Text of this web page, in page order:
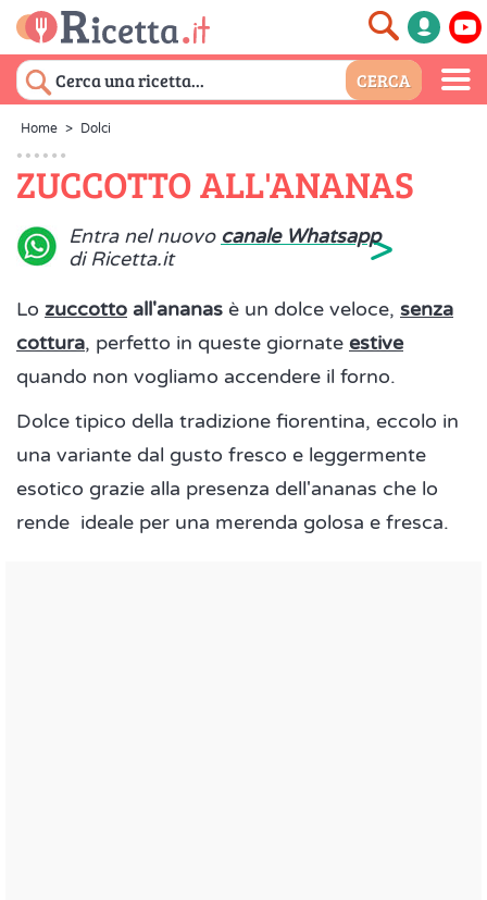
Home > Dolci
ZUCCOTTO ALL'ANANAS
Entra nel nuovo canale Whatsapp
di Ricetta.it
>
Lo zuccotto all'ananas è un dolce veloce, senza
cottura, perfetto in queste giornate estive
quando non vogliamo accendere il forno.
Dolce tipico della tradizione fiorentina, eccolo in
una variante dal gusto fresco e leggermente
esotico grazie alla presenza dell'ananas che lo
rende ideale per una merenda golosa e fresca.